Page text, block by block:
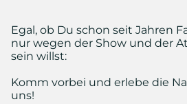
Egal, ob Du schon seit Jahren
nur wegen der Show und der
sein willst:
Komm vorbei und erlebe die
uns!